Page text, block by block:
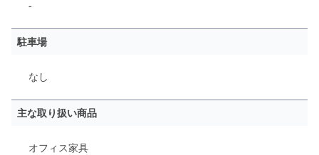
-
駐車場
なし
主な取り扱い商品
オフィス家具